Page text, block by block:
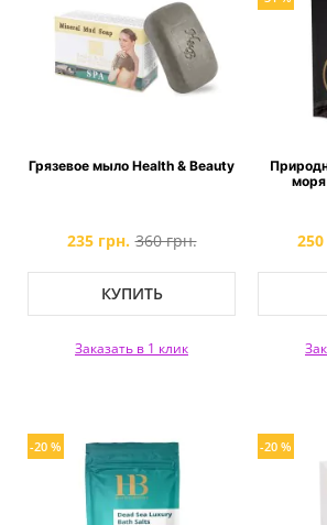
Грязевое мыло Health & Beauty
235 грн. 360 грн.
КУПИТЬ
Заказать в 1 клик
моря
-20 % -20 %